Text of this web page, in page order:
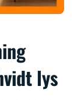
lys